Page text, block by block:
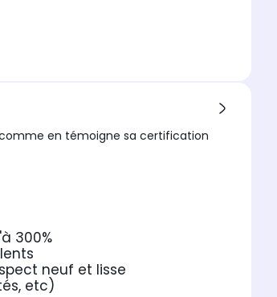
comme en témoigne sa certification
300%
neuf et lisse
etc)